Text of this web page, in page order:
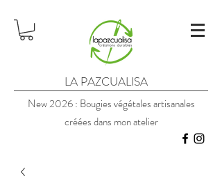
LA PAZCUALISA
New 2026 : Bougies végétales artisanales
créées dans mon atelier